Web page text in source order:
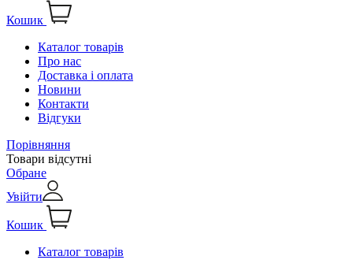
Кошик
Каталог товарів
Про нас
Доставка і оплата
Новини
Контакти
Відгуки
Порівняння
Товари відсутні
Обране
Увійти
Кошик
Каталог товарів